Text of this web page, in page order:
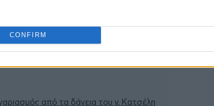
CONFIRM
από τα δάνεια του ν. Κατσέλη